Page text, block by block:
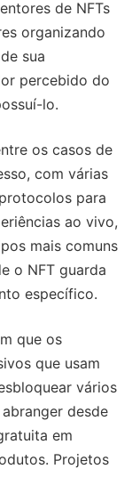
de NFTs
organizando
sua
percebido do
lo.
os casos de
com várias
para
ao vivo,
mais comuns
o NFT guarda
específico.
que os
que usam
vários
desde
em
Projetos